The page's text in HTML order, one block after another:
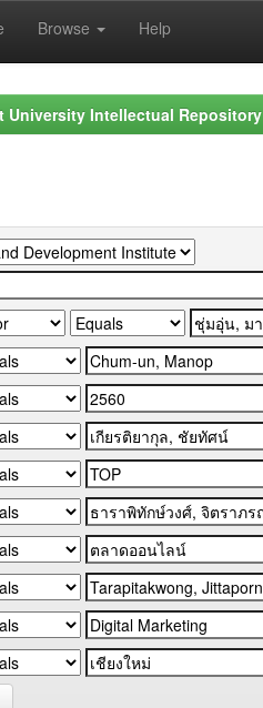
Browse Help
University Intellectual Repository